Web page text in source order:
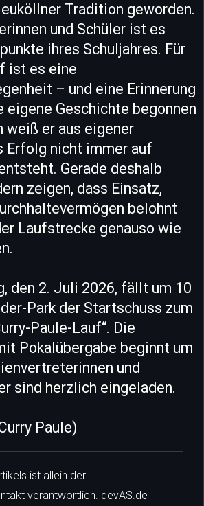
Tradition geworden.
und Schüler ist es
ihres Schuljahres. Für
ist es eine
– und eine Erinnerung
eigene Geschichte begonnen
weiß er aus eigener
Erfolg nicht immer auf
Gerade deshalb
zeigen, dass Einsatz,
belohnt
Laufstrecke genauso wie
den 2. Juli 2026, fällt um 10
Park der Startschuss zum
Paule-Lauf“. Die
Pokalübergabe beginnt um
und
sind herzlich eingeladen.
Paule)
ist allein der
verantwortlich. devAS.de